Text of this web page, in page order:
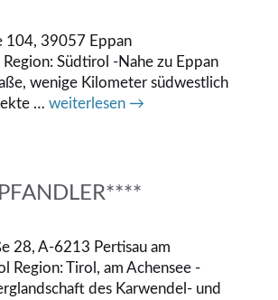
104, 39057 Eppan
Südtirol -Nahe zu Eppan
wenige Kilometer südwestlich
… weiterlesen →
28, A-6213 Pertisau am
Region: Tirol, am Achensee -
des Karwendel- und